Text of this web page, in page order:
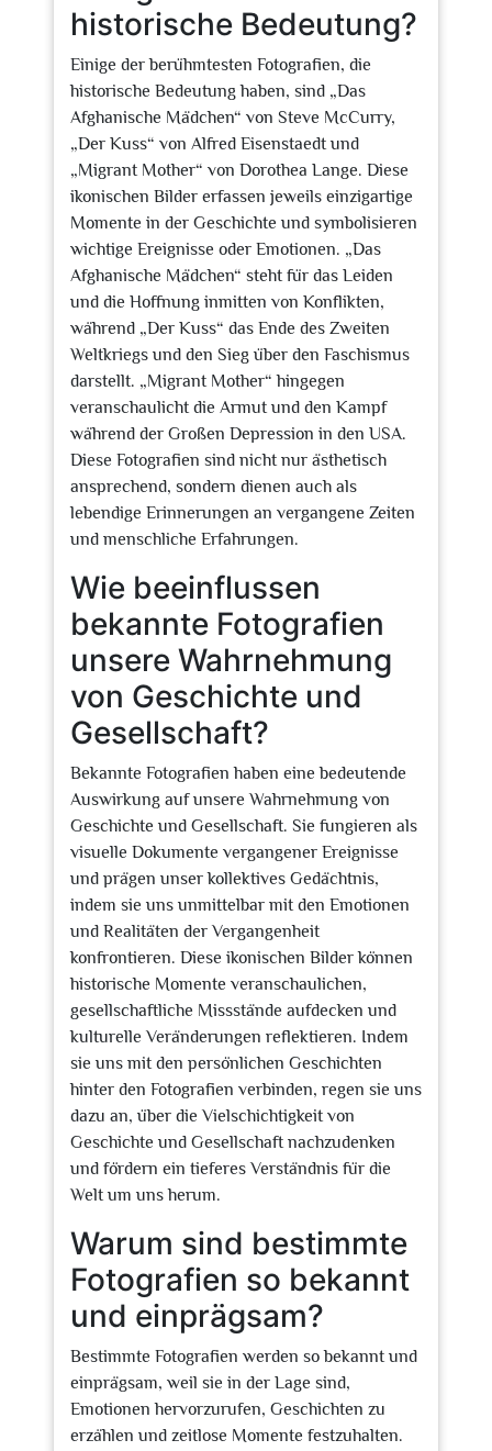
historische Bedeutung?
Einige der berühmtesten Fotografien, die
historische Bedeutung haben, sind „Das
Afghanische Mädchen“ von Steve McCurry,
„Der Kuss“ von Alfred Eisenstaedt und
„Migrant Mother“ von Dorothea Lange. Diese
ikonischen Bilder erfassen jeweils einzigartige
Momente in der Geschichte und symbolisieren
wichtige Ereignisse oder Emotionen. „Das
Afghanische Mädchen“ steht für das Leiden
und die Hoffnung inmitten von Konflikten,
während „Der Kuss“ das Ende des Zweiten
Weltkriegs und den Sieg über den Faschismus
darstellt. „Migrant Mother“ hingegen
veranschaulicht die Armut und den Kampf
während der Großen Depression in den USA.
Diese Fotografien sind nicht nur ästhetisch
ansprechend, sondern dienen auch als
lebendige Erinnerungen an vergangene Zeiten
und menschliche Erfahrungen.
Wie beeinflussen
bekannte Fotografien
unsere Wahrnehmung
von Geschichte und
Gesellschaft?
Bekannte Fotografien haben eine bedeutende
Auswirkung auf unsere Wahrnehmung von
Geschichte und Gesellschaft. Sie fungieren als
visuelle Dokumente vergangener Ereignisse
und prägen unser kollektives Gedächtnis,
indem sie uns unmittelbar mit den Emotionen
und Realitäten der Vergangenheit
konfrontieren. Diese ikonischen Bilder können
historische Momente veranschaulichen,
gesellschaftliche Missstände aufdecken und
kulturelle Veränderungen reflektieren. Indem
sie uns mit den persönlichen Geschichten
hinter den Fotografien verbinden, regen sie uns
dazu an, über die Vielschichtigkeit von
Geschichte und Gesellschaft nachzudenken
und fördern ein tieferes Verständnis für die
Welt um uns herum.
Warum sind bestimmte
Fotografien so bekannt
und einprägsam?
Bestimmte Fotografien werden so bekannt und
einprägsam, weil sie in der Lage sind,
Emotionen hervorzurufen, Geschichten zu
erzählen und zeitlose Momente festzuhalten.